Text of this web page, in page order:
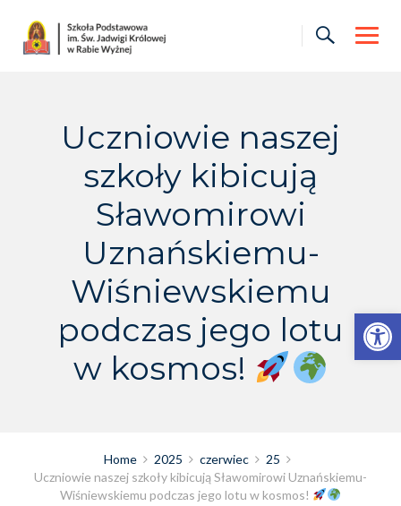
Otwórz pasek narzędzi
content
Uczniowie naszej
szkoły kibicują
Sławomirowi
Uznańskiemu-
Wiśniewskiemu
podczas jego lotu
w kosmos!
Home 2025 czerwiec
25
Uczniowie naszej szkoły kibicują Sławomirowi Uznańskiemu-
Wiśniewskiemu podczas jego lotu w kosmos!